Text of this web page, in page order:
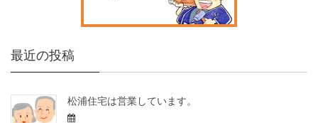
最近の投稿
松浦住宅は営業しています。